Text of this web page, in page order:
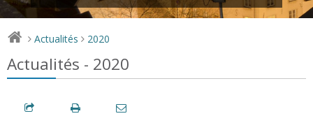
> Actualités > 2020
Actualités - 2020